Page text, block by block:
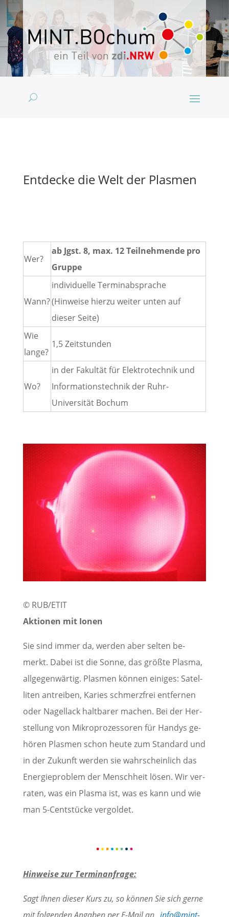
Entdecke die Welt der Plasmen
Wer?
ab Jgst. 8, max. 12 Teilnehmende pro
Gruppe
Wann?
individuelle Terminabsprache
(Hinweise hierzu weiter unten auf
dieser Seite)
Wie
lange?
1,5 Zeitstunden
Wo?
in der Fakultät für Elektrotechnik und
Informationstechnik der Ruhr-
Universität Bochum
© RUB/ETIT
Aktionen mit Ionen
Sie sind immer da, wer­den aber sel­ten be­
merkt. Dabei ist die Sonne, das größ­te Plas­ma,
all­ge­gen­wär­tig. Plas­men kön­nen ei­ni­ges: Sa­tel­
li­ten antreiben, Ka­ri­es schmerz­frei ent­fer­nen
oder Na­gel­lack halt­ba­rer ma­chen. Bei der Her­
stel­lung von Mi­kro­pro­zes­so­ren für Han­dys ge­
hö­ren Plas­men schon heute zum Stan­dard und
in der Zu­kunft wer­den sie wahr­schein­lich das
En­er­gie­pro­blem der Mensch­heit lösen. Wir ver­
ra­ten, was ein Plas­ma ist, was es kann und wie
man 5-Cent­stü­cke ver­gol­det.
Hinweise zur Terminanfrage:
Sagt Ihnen dieser Kurs zu, so können Sie sich gerne